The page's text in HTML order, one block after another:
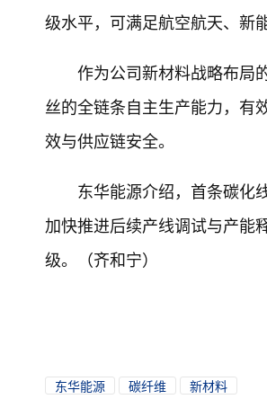
级水平，可满足航空航天、新
作为公司新材料战略布局
丝的全链条自主生产能力，有
效与供应链安全。
东华能源介绍，首条碳化
加快推进后续产线调试与产能
级。（齐和宁）
东华能源 碳纤维 新材料